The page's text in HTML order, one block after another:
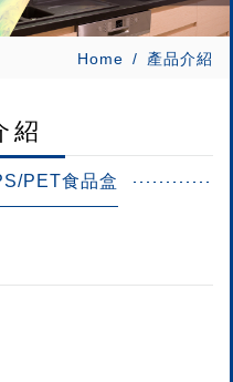
Home 產品介紹
紹
PET食品盒